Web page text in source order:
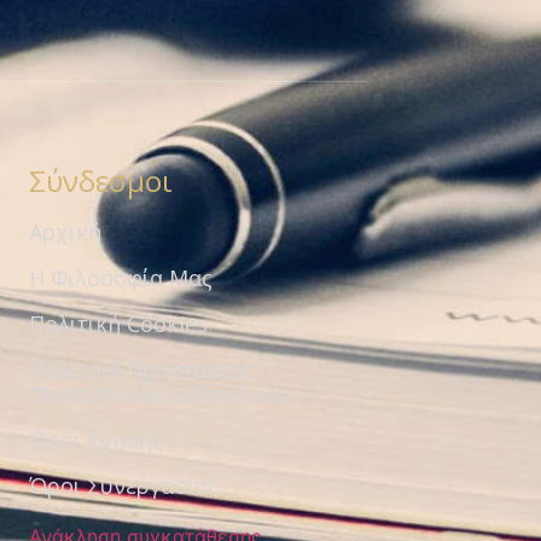
Σύνδεσμοι
Αρχική
Η Φιλοσοφία Μας
Πολιτική Cookies
Πολιτική Προστασίας
Προσωπικών Δεδομένων
Όροι Χρήσης
Όροι Συνεργασίας
Ανάκληση συγκατάθεσης